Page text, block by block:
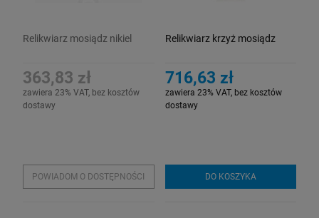
Relikwiarz mosiądz nikiel
363,83 zł
zawiera 23% VAT, bez kosztów
dostawy
POWIADOM O DOSTĘPNOŚCI
Relikwiarz krzyż mosiądz
716,63 zł
zawiera 23% VAT, bez kosztów
dostawy
DO KOSZYKA